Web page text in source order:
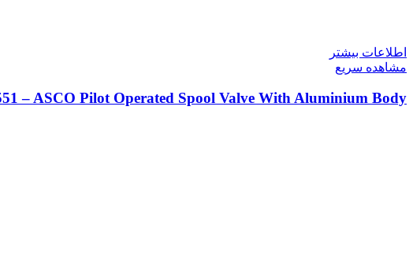
اطلاعات بیشتر
مشاهده سریع
– ASCO Pilot Operated Spool Valve With Aluminium Body